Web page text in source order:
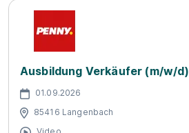
Ausbildung Verkäufer (m/w/d)
01.09.2026
85416 Langenbach
Video